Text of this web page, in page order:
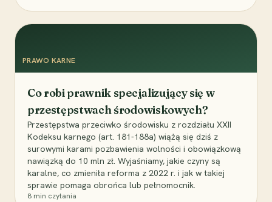
PRAWO KARNE
Co robi prawnik specjalizujący się w
przestępstwach środowiskowych?
Przestępstwa przeciwko środowisku z rozdziału XXII
Kodeksu karnego (art. 181-188a) wiążą się dziś z
surowymi karami pozbawienia wolności i obowiązkową
nawiązką do 10 mln zł. Wyjaśniamy, jakie czyny są
karalne, co zmieniła reforma z 2022 r. i jak w takiej
sprawie pomaga obrońca lub pełnomocnik.
8 min czytania